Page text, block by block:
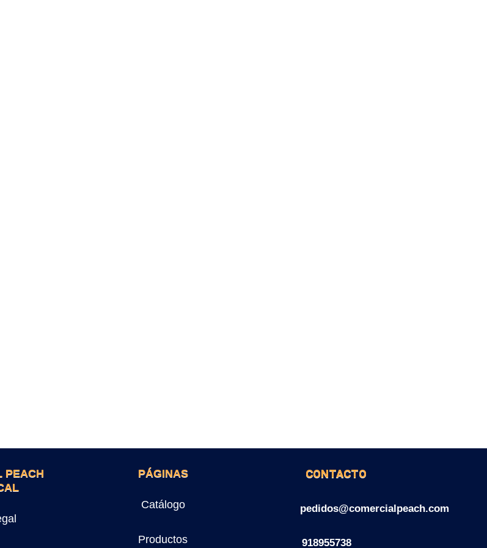
PEACH
PÁGINAS
Catálogo
Productos
CONTACTO
pedidos@comercialpeach.com
918955738